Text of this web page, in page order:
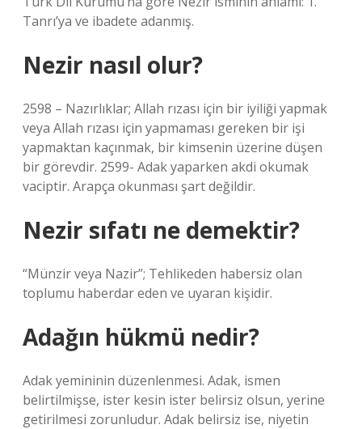
Tanrı’ya ve ibadete adanmış.
Nezir nasıl olur?
2598 – Nazırlıklar; Allah rızası için bir iyiliği yapmak
veya Allah rızası için yapmaması gereken bir işi
yapmaktan kaçınmak, bir kimsenin üzerine düşen
bir görevdir. 2599- Adak yaparken akdi okumak
vaciptir. Arapça okunması şart değildir.
Nezir sıfatı ne demektir?
“Münzir veya Nazir”; Tehlikeden habersiz olan
toplumu haberdar eden ve uyaran kişidir.
Adağın hükmü nedir?
Adak yemininin düzenlenmesi. Adak, ismen
belirtilmişse, ister kesin ister belirsiz olsun, yerine
getirilmesi zorunludur. Adak belirsiz ise, niyetin